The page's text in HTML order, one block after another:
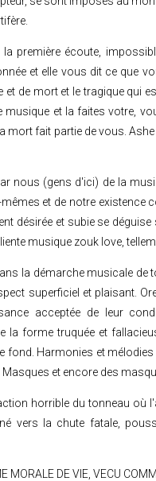
première écoute,
et elle vous dit ce que
de mort et le tragique qui
musique et la faites votre,
mort fait partie de vous.
nous (gens d'ici) de la
et de notre existence
désirée et subie se
musique zouk love,
la démarche musicale de
superficiel et plaisant.
acceptée de leur
la forme truquée et
fond. Harmonies et
et encore des
horrible du tonneau où
vers la chute fatale,
MORALE DE VIE, VECU